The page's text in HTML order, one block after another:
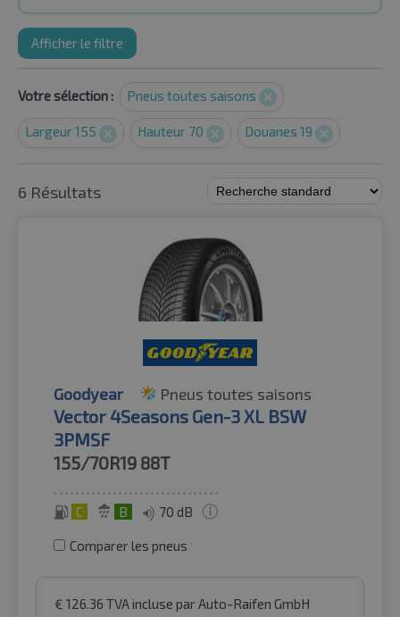
Afficher le filtre
Votre sélection : Pneus toutes saisons
Largeur 155 Hauteur 70 Douanes 19
6 Résultats
Goodyear Pneus toutes saisons
Vector 4Seasons Gen-3 XL BSW
3PMSF
155/70R19 88T
C B 70 dB
Comparer les pneus
€ 126.36 TVA incluse par Auto-Raifen GmbH